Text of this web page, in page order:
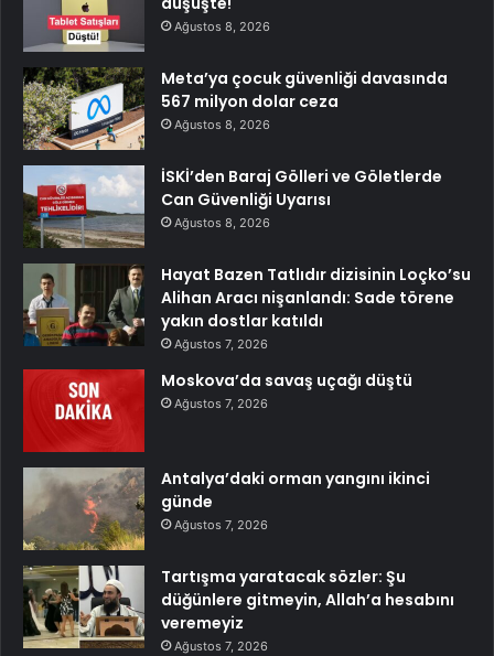
Ağustos 8, 2026
Meta’ya çocuk güvenliği davasında
567 milyon dolar ceza
Ağustos 8, 2026
İSKİ’den Baraj Gölleri ve Göletlerde
Can Güvenliği Uyarısı
Ağustos 8, 2026
Hayat Bazen Tatlıdır dizisinin Loçko’su
Alihan Aracı nişanlandı: Sade törene
yakın dostlar katıldı
Ağustos 7, 2026
Moskova’da savaş uçağı düştü
Ağustos 7, 2026
Antalya’daki orman yangını ikinci
günde
Ağustos 7, 2026
Tartışma yaratacak sözler: Şu
düğünlere gitmeyin, Allah’a hesabını
veremeyiz
Ağustos 7, 2026